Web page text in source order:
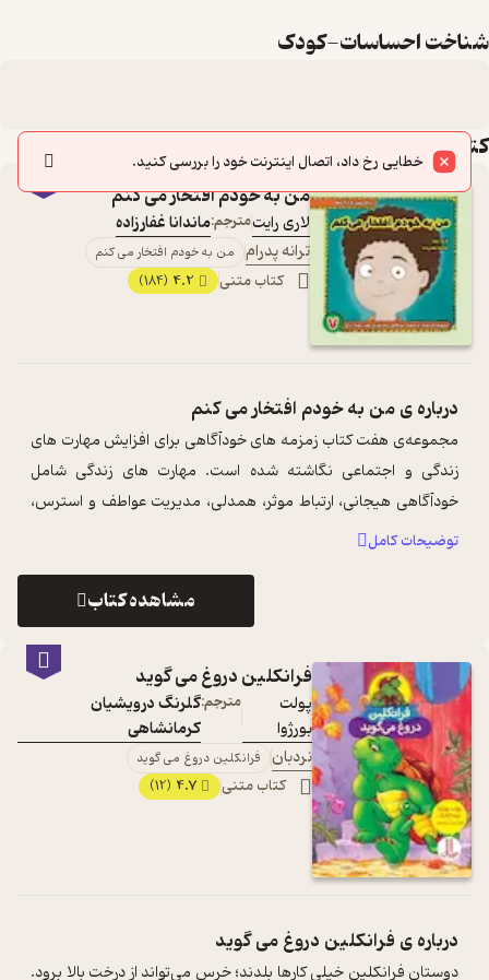
شناخت احساسات-کودک
کتاب‌های این لیست
من به خودم افتخار می کنم
لاری رایتمترجم:ماندانا غفارزاده
ترانه پدرام
من به خودم افتخار می کنم
کتاب متنی 4.2
(184)
درباره یمن به خودم افتخار می کنم
مجموعه‌ی هفت کتاب زمزمه های خودآگاهی برای افزایش مهارت های
زندگی و اجتماعی نگاشته شده است. مهارت های زندگی شامل
خودآگاهی هیجانی، ارتباط موثر، همدلی، مدیریت عواطف و استرس،
تفکر انتقادی و آمد و تصمیم گی ...
توضیحات کامل
مشاهده کتاب
فرانکلین دروغ می گوید
پولت
بورژوا
مترجم:گلرنگ درویشیان
کرمانشاهی
نردبان
فرانکلین دروغ می گوید
کتاب متنی 4.7
(12)
درباره ی فرانکلین دروغ می گوید
دوستان فرانکلین خیلی کارها بلدند؛ خرس می‌تواند از درخت بالا برود.
خطایی رخ داد، اتصال اینترنت خود را بررسی کنید.